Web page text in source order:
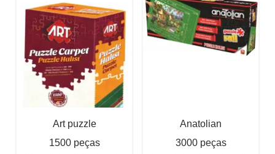
Art puzzle
1500 peças
Anatolian
3000 peças